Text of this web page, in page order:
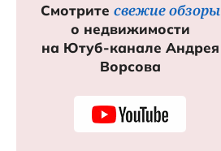
Смотрите свежие обзоры
о недвижимости
на Ютуб-канале Андрея
Ворсова